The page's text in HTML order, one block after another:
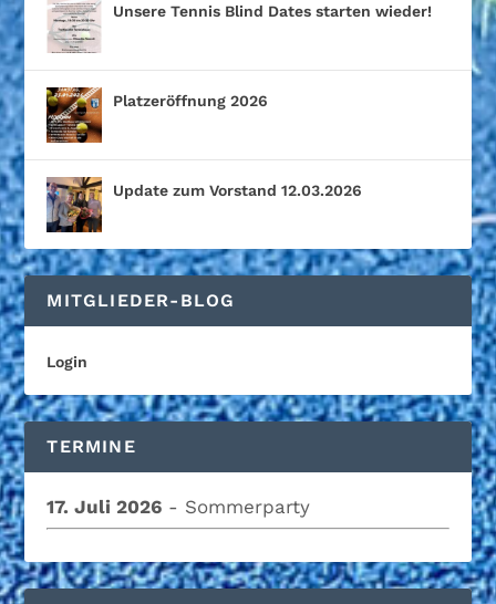
Unsere Tennis Blind Dates starten wieder!
Platzeröffnung 2026
Update zum Vorstand 12.03.2026
MITGLIEDER-BLOG
Login
TERMINE
17. Juli 2026 - Sommerparty